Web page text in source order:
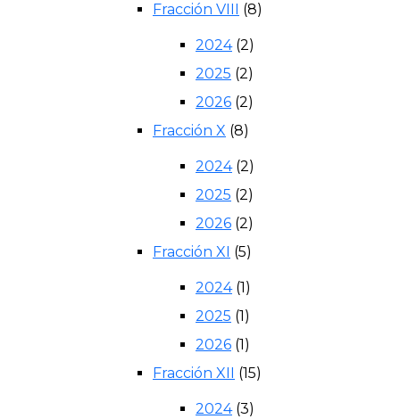
Fracción VIII
(8)
2024(2)
2025 (2)
2026 (2)
Fracción X (8)
2024(2)
2025 (2)
2026 (2)
Fracción XI (5)
2024(1)
2025 (1)
2026 (1)
Fracción XII
(15)
2024(3)